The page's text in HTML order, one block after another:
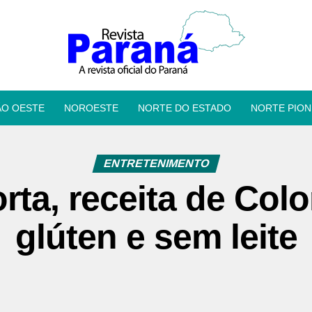
OESTE NOROESTE NORTE DO ESTADO NORTE
ENTRETENIMENTO
receita de
glúten e sem leite